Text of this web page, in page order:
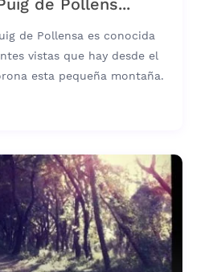
de Pollens...
de Pollensa es conocida
vistas que hay desde el
esta pequeña montaña.